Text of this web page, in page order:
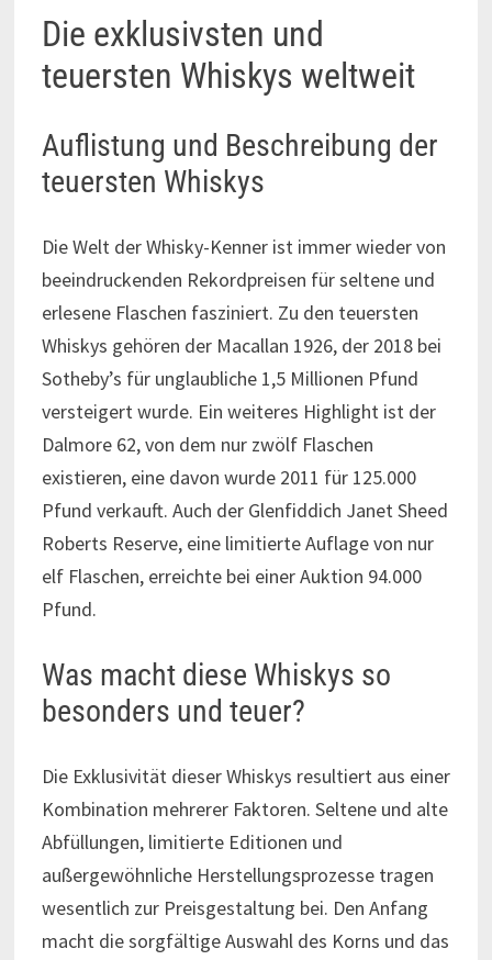
Die exklusivsten und
teuersten Whiskys weltweit
Auflistung und Beschreibung der
teuersten Whiskys
Die Welt der Whisky-Kenner ist immer wieder von
beeindruckenden Rekordpreisen für seltene und
erlesene Flaschen fasziniert. Zu den teuersten
Whiskys gehören der Macallan 1926, der 2018 bei
Sotheby’s für unglaubliche 1,5 Millionen Pfund
versteigert wurde. Ein weiteres Highlight ist der
Dalmore 62, von dem nur zwölf Flaschen
existieren, eine davon wurde 2011 für 125.000
Pfund verkauft. Auch der Glenfiddich Janet Sheed
Roberts Reserve, eine limitierte Auflage von nur
elf Flaschen, erreichte bei einer Auktion 94.000
Pfund.
Was macht diese Whiskys so
besonders und teuer?
Die Exklusivität dieser Whiskys resultiert aus einer
Kombination mehrerer Faktoren. Seltene und alte
Abfüllungen, limitierte Editionen und
außergewöhnliche Herstellungsprozesse tragen
wesentlich zur Preisgestaltung bei. Den Anfang
macht die sorgfältige Auswahl des Korns und das